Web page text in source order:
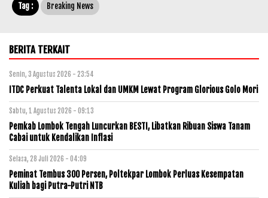
Tag : Breaking News
BERITA TERKAIT
Senin, 3 Agustus 2026 - 23:54
ITDC Perkuat Talenta Lokal dan UMKM Lewat Program Glorious Golo Mori
Sabtu, 1 Agustus 2026 - 09:13
Pemkab Lombok Tengah Luncurkan BESTI, Libatkan Ribuan Siswa Tanam
Cabai untuk Kendalikan Inflasi
Selasa, 28 Juli 2026 - 04:09
Peminat Tembus 300 Persen, Poltekpar Lombok Perluas Kesempatan
Kuliah bagi Putra-Putri NTB